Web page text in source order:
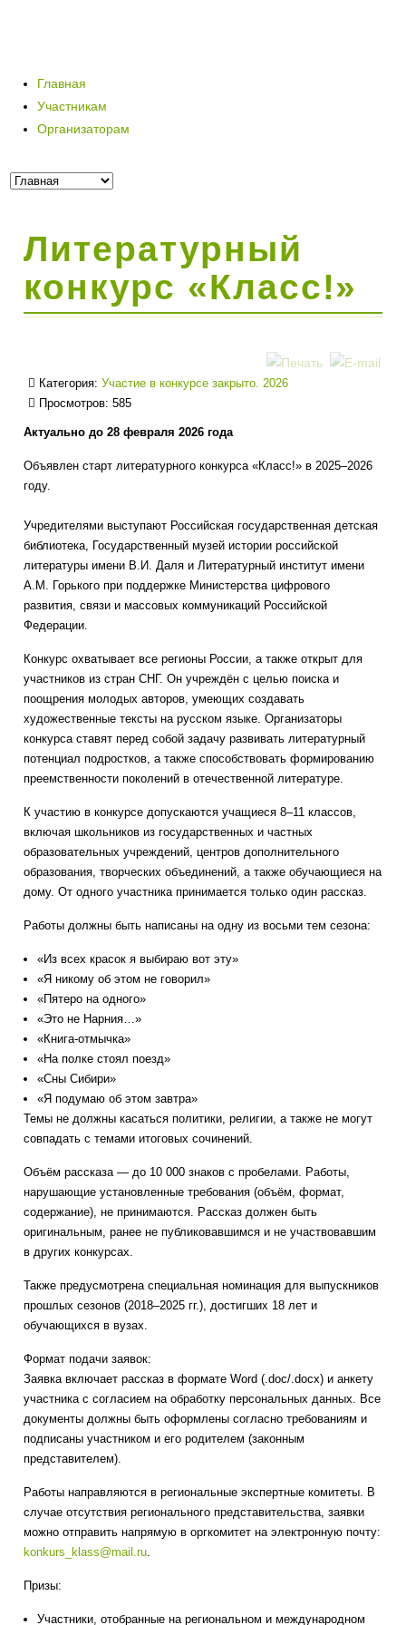
Главная
Участникам
Организаторам
Литературный
конкурс «Класс!»
Категория:Участие в конкурсе закрыто. 2026
Просмотров: 585
Актуально до 28 февраля 2026 года
Объявлен старт литературного конкурса «Класс!» в 2025–2026
году.
Учредителями выступают Российская государственная детская
библиотека, Государственный музей истории российской
литературы имени В.И. Даля и Литературный институт имени
А.М. Горького при поддержке Министерства цифрового
развития, связи и массовых коммуникаций Российской
Федерации.
Конкурс охватывает все регионы России, а также открыт для
участников из стран СНГ. Он учреждён с целью поиска и
поощрения молодых авторов, умеющих создавать
художественные тексты на русском языке. Организаторы
конкурса ставят перед собой задачу развивать литературный
потенциал подростков, а также способствовать формированию
преемственности поколений в отечественной литературе.
К участию в конкурсе допускаются учащиеся 8–11 классов,
включая школьников из государственных и частных
образовательных учреждений, центров дополнительного
образования, творческих объединений, а также обучающиеся на
дому. От одного участника принимается только один рассказ.
Работы должны быть написаны на одну из восьми тем сезона:
«Из всех красок я выбираю вот эту»
«Я никому об этом не говорил»
«Пятеро на одного»
«Это не Нарния…»
«Книга-отмычка»
«На полке стоял поезд»
«Сны Сибири»
«Я подумаю об этом завтра»
Темы не должны касаться политики, религии, а также не могут
совпадать с темами итоговых сочинений.
Объём рассказа — до 10 000 знаков с пробелами. Работы,
нарушающие установленные требования (объём, формат,
содержание), не принимаются. Рассказ должен быть
оригинальным, ранее не публиковавшимся и не участвовавшим
в других конкурсах.
Также предусмотрена специальная номинация для выпускников
прошлых сезонов (2018–2025 гг.), достигших 18 лет и
обучающихся в вузах.
Формат подачи заявок:
Заявка включает рассказ в формате Word (.doc/.docx) и анкету
участника с согласием на обработку персональных данных. Все
документы должны быть оформлены согласно требованиям и
подписаны участником и его родителем (законным
представителем).
Работы направляются в региональные экспертные комитеты. В
случае отсутствия регионального представительства, заявки
можно отправить напрямую в оргкомитет на электронную почту:
konkurs_klass@mail.ru.
Призы:
Участники, отобранные на региональном и международном